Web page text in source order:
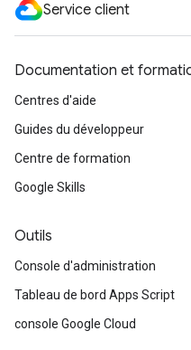
Service client
Documentation et
Centres d'aide
Guides du développeur
Centre de formation
Google Skills
Outils
Console d'administration
Tableau de bord Apps Script
console Google Cloud